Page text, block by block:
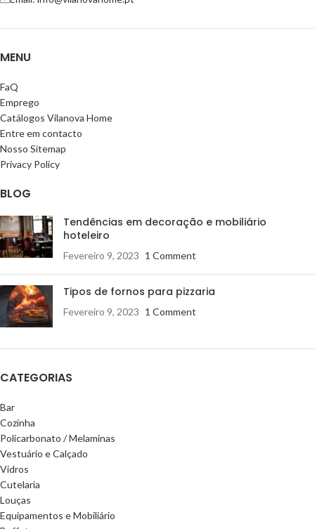
MENU
FaQ
Emprego
Catálogos Vilanova Home
Entre em contacto
Nosso Sitemap
Privacy Policy
BLOG
Tendências em decoração e mobiliário
hoteleiro
Fevereiro 9, 2023 1 Comment
Tipos de fornos para pizzaria
Fevereiro 9, 2023 1 Comment
CATEGORIAS
Bar
Cozinha
Policarbonato / Melaminas
Vestuário e Calçado
Vidros
Cutelaria
Louças
Equipamentos e Mobiliário